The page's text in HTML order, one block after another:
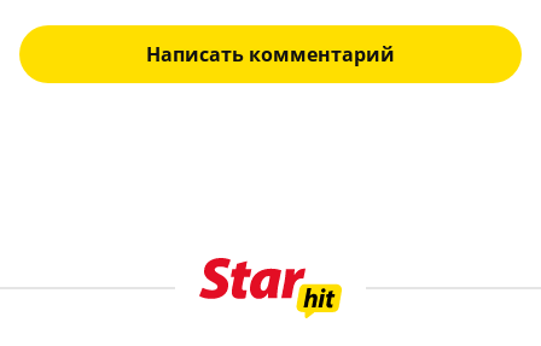
Написать комментарий